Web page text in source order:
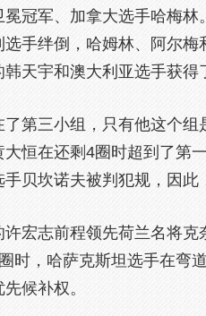
冕冠军、加拿大选手哈梅
手绊倒，哈姆林、阿尔
天宇和澳大利亚选手获得
三小组，只有他这个组
恒在还剩4圈时超到了第
贝坎诺夫被判犯规，因此
志前程领先荷兰名将克
时，哈萨克斯坦选手在弯
候补权。